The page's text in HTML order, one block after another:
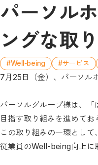
パーソル
ングな取
#Well-being #サービス
7月25日（金）、パーソル
パーソルグループ様は、
目指す取り組みを進めてお
この取り組みの一環として
従業員のWell-being向上に